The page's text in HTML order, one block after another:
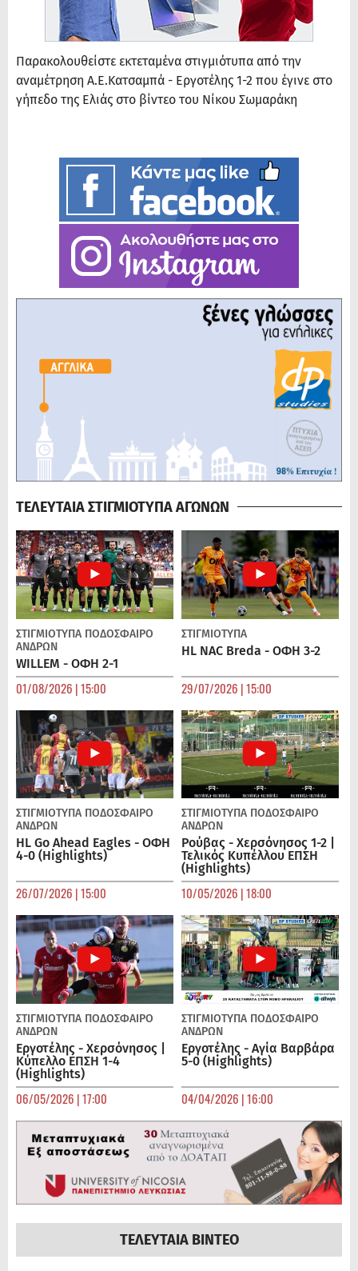
Παρακολουθείστε εκτεταμένα στιγμιότυπα από την
αναμέτρηση Α.Ε.Κατσαμπά - Εργοτέλης 1-2 που έγινε στο
γήπεδο της Ελιάς στο βίντεο του Νίκου Σωμαράκη
ΤΕΛΕΥΤΑΙΑ ΣΤΙΓΜΙΟΤΥΠΑ ΑΓΩΝΩΝ
ΣΤΙΓΜΙΟΤΥΠΑ ΠΟΔΌΣΦΑΙΡΟ
ΑΝΔΡΏΝ
WILLEM - ΟΦΗ 2-1
01/08/2026 | 15:00
ΣΤΙΓΜΙΟΤΥΠΑ
HL NAC Breda - ΟΦΗ 3-2
29/07/2026 | 15:00
ΣΤΙΓΜΙΟΤΥΠΑ ΠΟΔΌΣΦΑΙΡΟ
ΑΝΔΡΏΝ
HL Go Ahead Eagles - ΟΦΗ
4-0 (Highlights)
26/07/2026 | 15:00
ΣΤΙΓΜΙΟΤΥΠΑ ΠΟΔΌΣΦΑΙΡΟ
ΑΝΔΡΏΝ
Ρούβας - Χερσόνησος 1-2 |
Τελικός Κυπέλλου ΕΠΣΗ
(Highlights)
10/05/2026 | 18:00
ΣΤΙΓΜΙΟΤΥΠΑ ΠΟΔΌΣΦΑΙΡΟ
ΑΝΔΡΏΝ
Εργοτέλης - Χερσόνησος |
Κύπελλο ΕΠΣΗ 1-4
(Highlights)
06/05/2026 | 17:00
ΣΤΙΓΜΙΟΤΥΠΑ ΠΟΔΌΣΦΑΙΡΟ
ΑΝΔΡΏΝ
Εργοτέλης - Αγία Βαρβάρα
5-0 (Highlights)
04/04/2026 | 16:00
ΤΕΛΕΥΤΑΙΑ ΒΙΝΤΕΟ